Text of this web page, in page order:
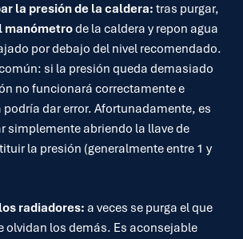
la presión de la caldera: tras purgar,
manómetrode la caldera y repon agua
por debajo del nivel recomendado.
si la presión queda demasiado
no funcionará correctamente e
dar error. Afortunadamente, es
simplemente abriendo la llave de
la presión (generalmente entre 1 y
radiadores: a veces se purga el que
olvidan los demás. Es aconsejable